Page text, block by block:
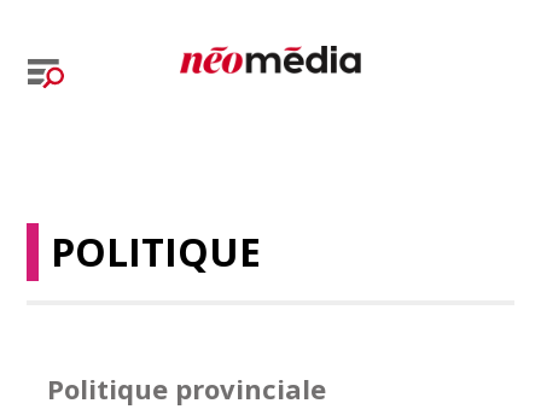
POLITIQUE
Politique provinciale